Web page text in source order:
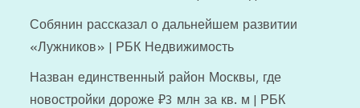
Собянин рассказал о дальнейшем развитии
«Лужников» | РБК Недвижимость
Назван единственный район Москвы, где
новостройки дороже ₽3 млн за кв. м | РБК